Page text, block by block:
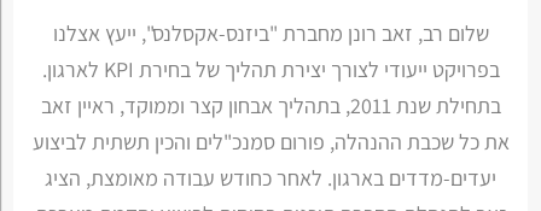
שלום רב, זאב רונן מחברת "ביזנס-אקסלנס", ייעץ אצלנו
בפרויקט ייעודי לצורך יצירת תהליך של בחירת KPI לארגון.
בתחילת שנת 2011, בתהליך אבחון קצר וממוקד, ראיין זאב
את כל שכבת ההנהלה, פורום סמנכ"לים והכין תשתית לביצוע
יעדים-מדדים בארגון. לאחר כחודש עבודה מאומצת, הציג